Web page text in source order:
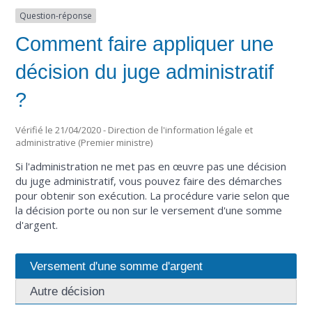
Question-réponse
Comment faire appliquer une
décision du juge administratif
?
Vérifié le 21/04/2020 - Direction de l'information légale et
administrative (Premier ministre)
Si l'administration ne met pas en œuvre pas une décision
du juge administratif, vous pouvez faire des démarches
pour obtenir son exécution. La procédure varie selon que
la décision porte ou non sur le versement d'une somme
d'argent.
Versement d'une somme d'argent
Autre décision